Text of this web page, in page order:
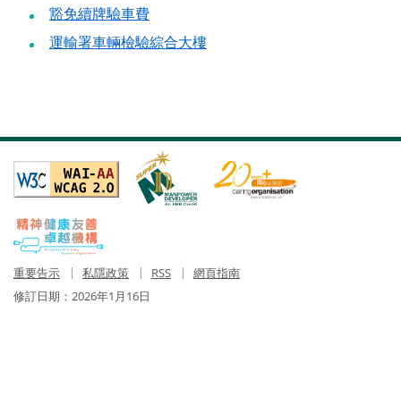
豁免續牌驗車費
運輸署車輛檢驗綜合大樓
重要告示 私隱政策 RSS
網頁指南
修訂日期： 2026年1月16日